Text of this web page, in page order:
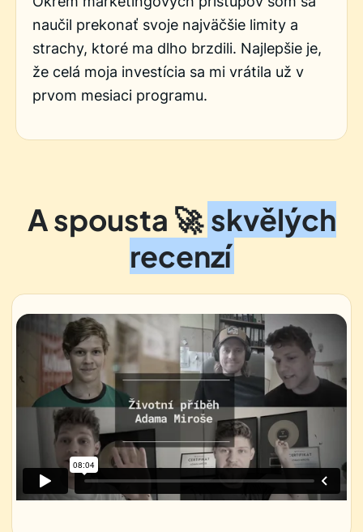
naučil prekonať svoje najväčšie limity a
strachy, ktoré ma dlho brzdili. Najlepšie je,
že celá moja investícia sa mi vrátila už v
prvom mesiaci programu.
A spousta 🚀 skvělých
recenzí